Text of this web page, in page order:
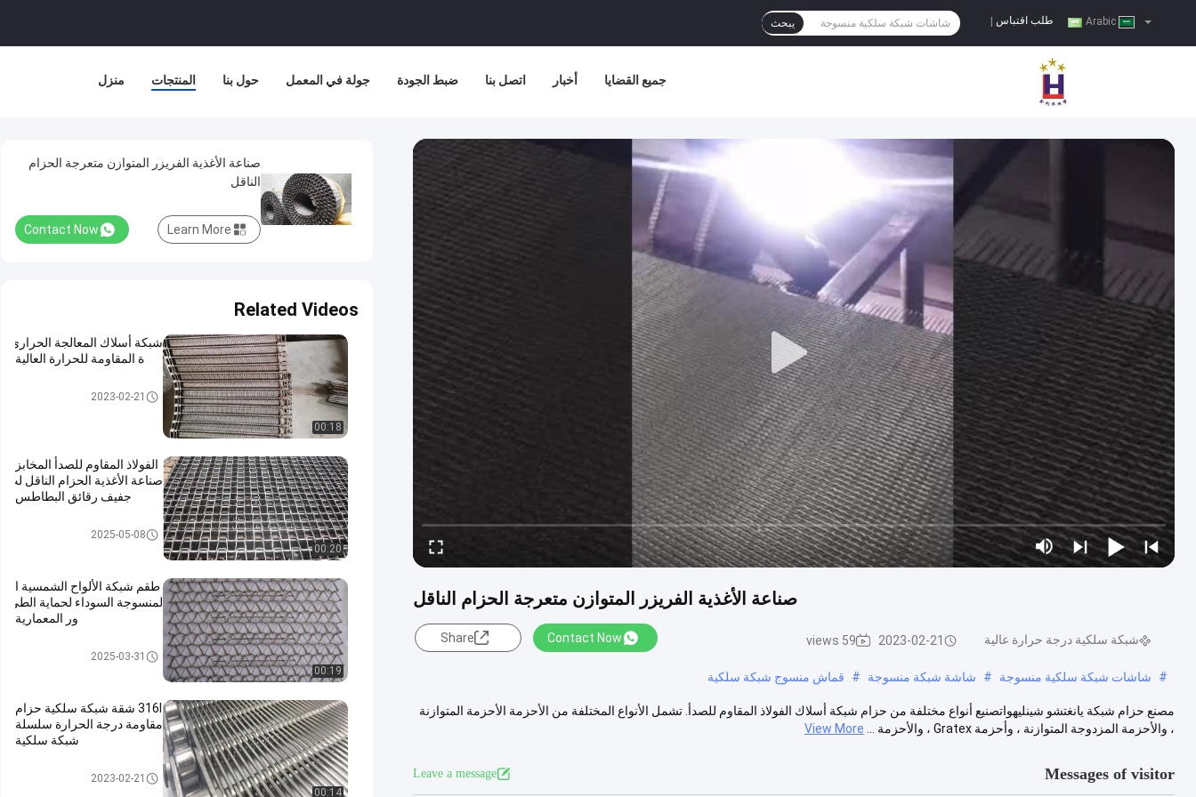
طلب اقتباس يبحث
منزل المنتجات حول بنا جولة في المعمل ضبط الجودة اتصل بنا أخبار جميع القضايا
صناعة الأغذية الفريزر المتوازن متعرجة الحزام الناقل
شبكة سلكية درجة حرارة عالية 2023-02-21
59 views
Contact Now
Share
# شاشات شبكة سلكية منسوجة # شاشة شبكة منسوجة # قماش منسوج شبكة سلكية
مصنع حزام شبكة يانغتشو شينليهواتصنيع أنواع مختلفة من حزام شبكة أسلاك الفولاذ المقاوم للصدأ. تشمل الأنواع المختلفة من الأحزمة الأحزمة المتوازنة
، والأحزمة المزدوجة المتوازنة ، وأحزمة Gratex ، والأحزمة ...
View More
Messages of visitor
Leave a message
صناعة الأغذية الفريزر المتوازن متعرجة الحزام
الناقل
Contact Now Learn More
Related Videos
00:18
شبكة أسلاك المعالجة الحراري
ة المقاومة للحرارة العالية
شبكة سلكية درجة حرارة عالية
2023-02-21
00:20
الفولاذ المقاوم للصدأ المخابز
صناعة الأغذية الحزام الناقل لت
جفيف رقائق البطاطس
حزام النقل على شكل قرص العس
2025-05-08
00:19
طقم شبكة الألواح الشمسية ا
لمنسوجة السوداء لحماية الطي
ور المعمارية
حزام شبكي للطاقة الشمسية الك
2025-03-31
00:14
316l شقة شبكة سلكية حزام
مقاومة درجة الحرارة سلسلة
شبكة سلكية
حزام شبكي من الستانلس ستيل
2023-02-21